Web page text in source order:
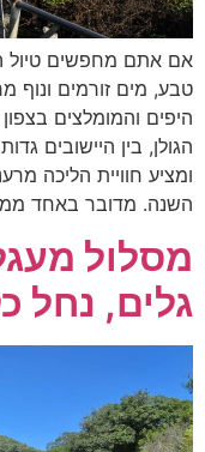
אם אתם מחפשים טיול
טבע, מים זורמים ונוף
היפים והמומלצים
הגולן, בין היישובים
ומציע חוויית הליכה
השנה. מדובר באחד
מסלול
גלים, נחל